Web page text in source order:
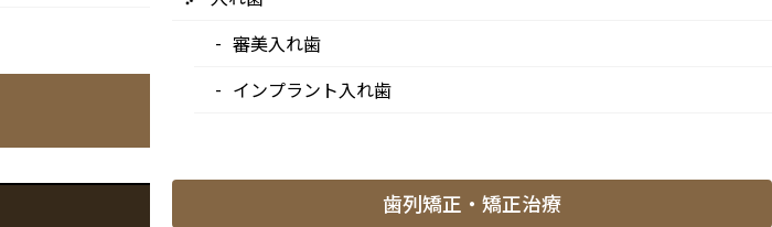
歯のクリーニングと検査
審美入れ歯
インプラント入れ歯
歯列矯正・矯正治療